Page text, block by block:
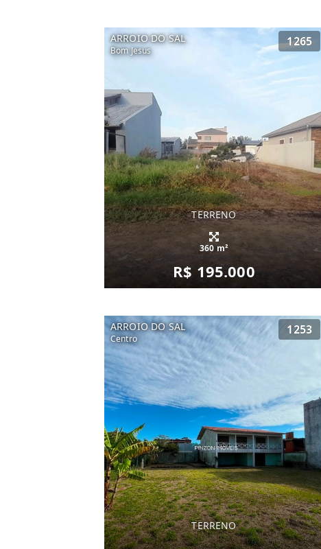
ARROIO DO SAL
Bom Jesus
1265
TERRENO
360 m²
R$ 195.000
ARROIO DO SAL
Centro
1253
TERRENO